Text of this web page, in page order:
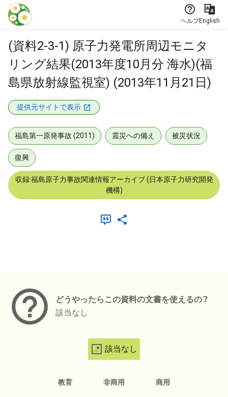
本文に飛ぶ
ヘルプEnglish
(資料2-3-1) 原子力発電所周辺モニタ
リング結果(2013年度10月分 海水)(福
島県放射線監視室) (2013年11月21日)
提供元サイトで表示
福島第一原発事故 (2011) 震災への備え 被災状況
復興
収録:福島原子力事故関連情報アーカイブ (日本原子力研究開発
機構)
どうやったらこの資料の文書を使えるの？
該当なし
該当なし
教育 非商用 商用